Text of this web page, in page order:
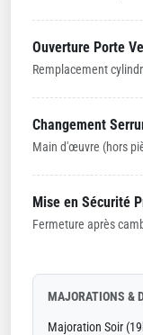
Ouverture Porte
Remplacement
Changement
Main d'œuvre (hors
Mise en Sécurité
Fermeture après
MAJORATIONS &
Majoration Soir